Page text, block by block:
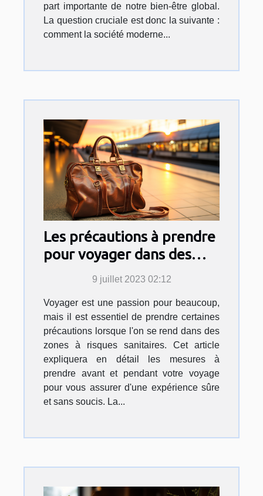
part importante de notre bien-être global.
La question cruciale est donc la suivante :
comment la société moderne...
Les précautions à prendre
pour voyager dans des
zones à risques sanitaires
9 juillet 2023 02:12
Voyager est une passion pour beaucoup,
mais il est essentiel de prendre certaines
précautions lorsque l'on se rend dans des
zones à risques sanitaires. Cet article
expliquera en détail les mesures à
prendre avant et pendant votre voyage
pour vous assurer d'une expérience sûre
et sans soucis. La...